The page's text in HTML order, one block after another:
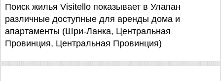
Поиск жилья Visitello показывает в Улапан
различные доступные для аренды дома и
апартаменты (Шри-Ланка, Центральная
Провинция, Центральная Провинция)